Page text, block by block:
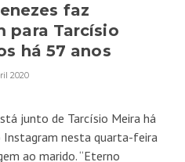
faz
para Tarcísio
há 57 anos
2020
junto de Tarcísio Meira há
Instagram nesta quarta-feira
ao marido. “Eterno